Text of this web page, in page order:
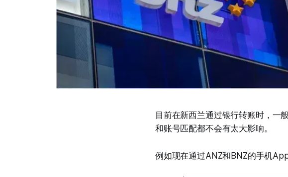
目前在新西兰通过银行转账时，一
和账号匹配都不会有太大影响。
例如现在通过ANZ和BNZ的手机